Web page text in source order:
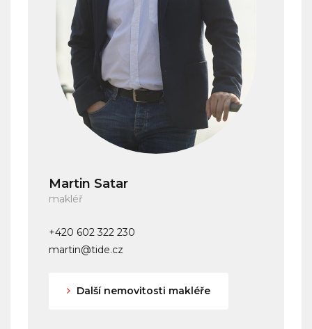
Martin Satar
makléř
+420 602 322 230
martin@tide.cz
Další nemovitosti makléře